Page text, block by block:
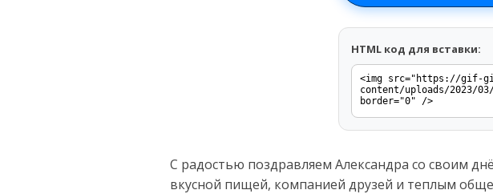
HTML код для вставки:
С радостью поздравляем Александра со своим
вкусной пищей, компанией друзей и теплым